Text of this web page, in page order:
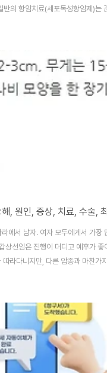
반의 항암치료(세포독성항암제)는
를 죽여 암을 치료하는 방식입니
료는 암세포만 선택적으로 죽이는
골수 기능 저하와 같은 부작용이 적
다. 또한 부작용이 적다 보니 상대
에서 남자. 여자 모두에게서 가장
상선암은 진행이 더디고 예후가 좋
라다니지만, 다른 암종과 마찬가
요.이번글에서는 갑상선암에 대해서
선 발병의 원인이라고 잘못 알고
형 잡힌 식단을 골고루 섭취하여 좋
절한 운동을 하는 것이 가장 중요
걸린다고 하는데, 이는 초기에 역
가 ..